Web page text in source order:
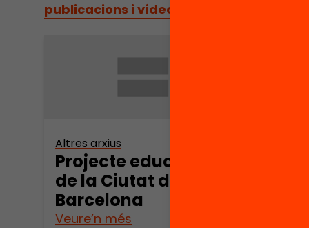
publicacions i vídeos
Altres arxius
Projecte educatiu
de la Ciutat de
Barcelona
Veure’n més